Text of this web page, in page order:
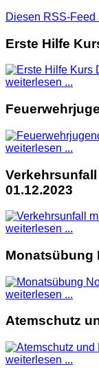
Diesen RSS-Feed
Erste Hilfe
weiterlesen ...
weiterlesen ...
01.12.2023
weiterlesen ...
Monatsübung
weiterlesen ...
Atemschutz
weiterlesen ...